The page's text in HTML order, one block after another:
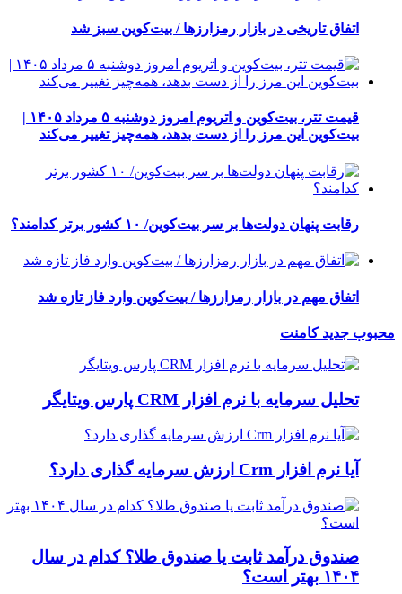
اتفاق تاریخی در بازار رمزارزها / بیت‌کوین سبز شد
بیت‌کوین این مرز را از دست بدهد، همه‌چیز تغییر می‌کند
رقابت پنهان دولت‌ها بر سر بیت‌کوین/ ۱۰ کشور برتر کدامند؟
اتفاق مهم در بازار رمزارزها / بیت‌کوین وارد فاز تازه شد
محبوب جدیدکامنت
تحلیل سرمایه با نرم افزار CRM پارس ویتایگر
آیا نرم افزار Crm ارزش سرمایه گذاری دارد؟
صندوق درآمد ثابت یا صندوق طلا؟ کدام در سال
۱۴۰۴ بهتر است؟